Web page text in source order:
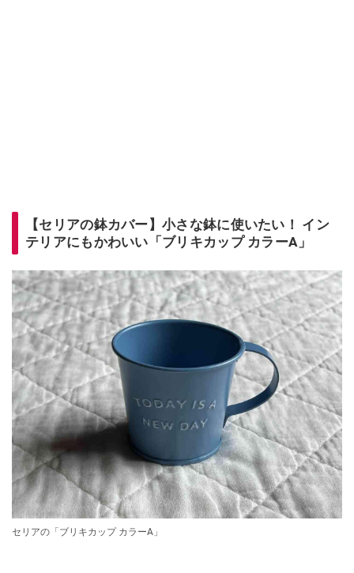
【セリアの鉢カバー】小さな鉢に使いたい！ イン
テリアにもかわいい「ブリキカップ カラーA」
セリアの「ブリキカップ カラーA」